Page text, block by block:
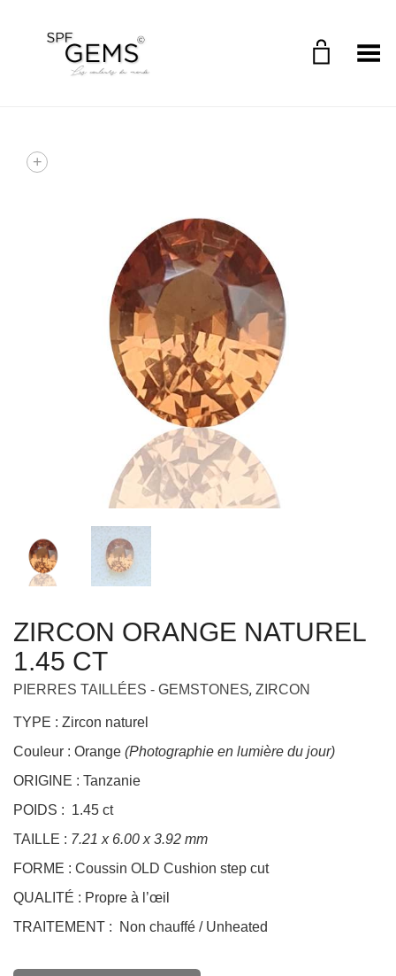
Toggle Menu
+
1.45 CT
PIERRES TAILLÉES - GEMSTONES
TYPE : Zircon naturel
Couleur : Orange(Photographie en lumière du jour)
ORIGINE : Tanzanie
POIDS : 1.45 ct
TAILLE : 7.21 x 6.00 x 3.92 mm
FORME : Coussin OLD Cushion step cut
QUALITÉ : Propre à l’œil
TRAITEMENT : Non chauffé / Unheated